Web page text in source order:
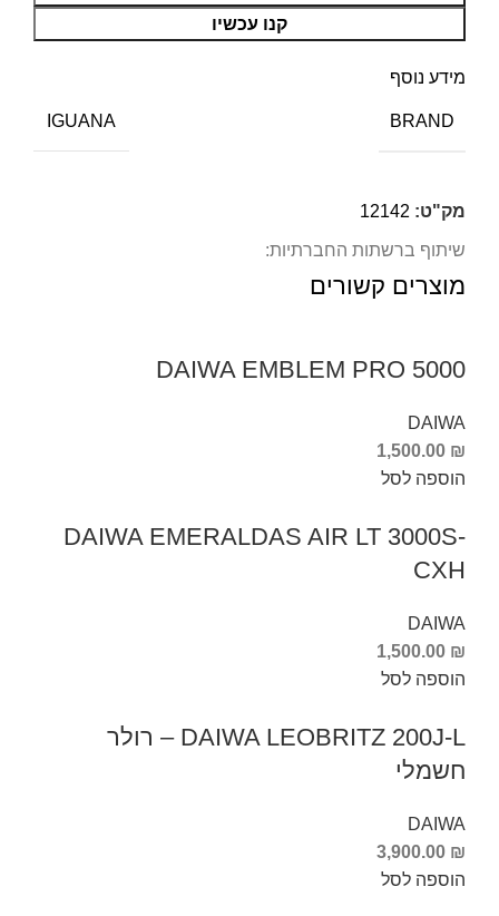
קנו עכשיו
מידע נוסף
BRAND
IGUANA
מק"ט: 12142
שיתוף ברשתות החברתיות:
מוצרים קשורים
DAIWA EMBLEM PRO 5000
DAIWA
1,500.00 ₪
הוספה לסל
DAIWA EMERALDAS AIR LT 3000S-
CXH
DAIWA
1,500.00 ₪
הוספה לסל
DAIWA LEOBRITZ 200J-L – רולר
חשמלי
DAIWA
3,900.00 ₪
הוספה לסל